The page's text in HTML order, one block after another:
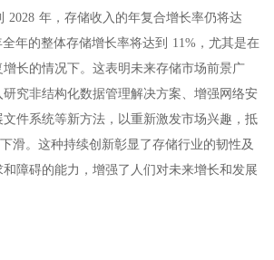
2028 年，存储收入的年复合增长率仍将达
年的整体存储增长率将达到 11%，尤其是在
长的情况下。这表明未来存储市场前景广
究非结构化数据管理解决方案、增强网络安
件系统等新方法，以重新激发市场兴趣，抵
滑。这种持续创新彰显了存储行业的韧性及
障碍的能力，增强了人们对未来增长和发展